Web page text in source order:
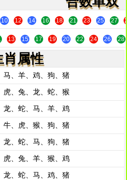
10 12 14 16 18 21 23 25 27
13 15 17 19 20 22 24 26 28
肖属性
马、羊、鸡、狗、猪
虎、兔、龙、蛇、猴
龙、蛇、马、羊、鸡
牛、虎、猴、狗、猪
龙、蛇、马、狗、猪
虎、兔、羊、猴、鸡
龙、蛇、马、鸡、猪